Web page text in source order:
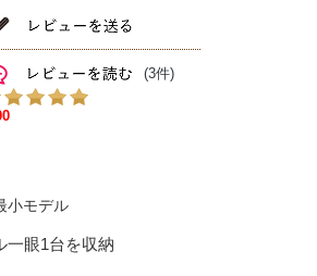
(3件)
小モデル
一眼1台を収納